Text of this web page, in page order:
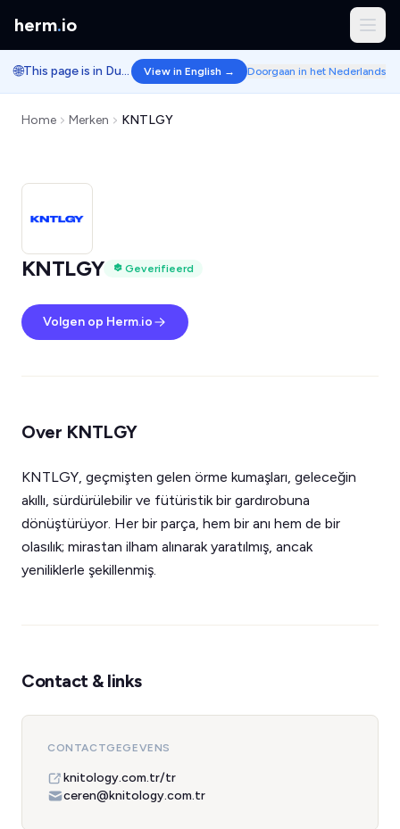
herm.io
🌐 This page is in Dutch. View in English → Doorgaan in het Nederlands
Home Merken KNTLGY
KNTLGY Geverifieerd
Volgen op Herm.io
Over KNTLGY
KNTLGY, geçmişten gelen örme kumaşları, geleceğin
akıllı, sürdürülebilir ve fütüristik bir gardırobuna
dönüştürüyor. Her bir parça, hem bir anı hem de bir
olasılık; mirastan ilham alınarak yaratılmış, ancak
yeniliklerle şekillenmiş.
Contact & links
CONTACTGEGEVENS
knitology.com.tr/tr
ceren@knitology.com.tr